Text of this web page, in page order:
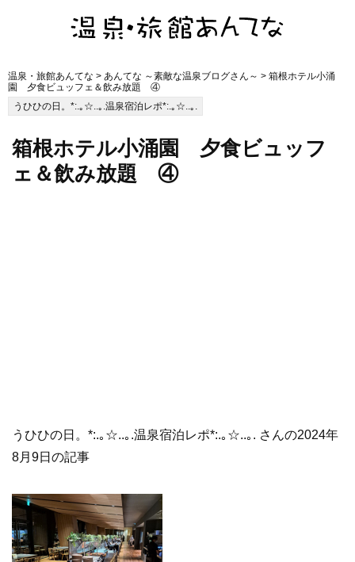
温泉・旅館あんてな > あんてな ～素敵な温泉ブログさん～ > 箱根ホテル小涌
園 夕食ビュッフェ＆飲み放題 ④
うひひの日。*:.｡☆..｡.温泉宿泊レポ*:.｡☆..｡.
箱根ホテル小涌園 夕食ビュッフ
ェ＆飲み放題 ④
うひひの日。*:.｡☆..｡.温泉宿泊レポ*:.｡☆..｡. さんの2024年
8月9日の記事